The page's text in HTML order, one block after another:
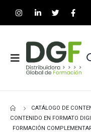
CATÁLOGO DE
CONTENIDO EN FORMATO
FORMACIÓN